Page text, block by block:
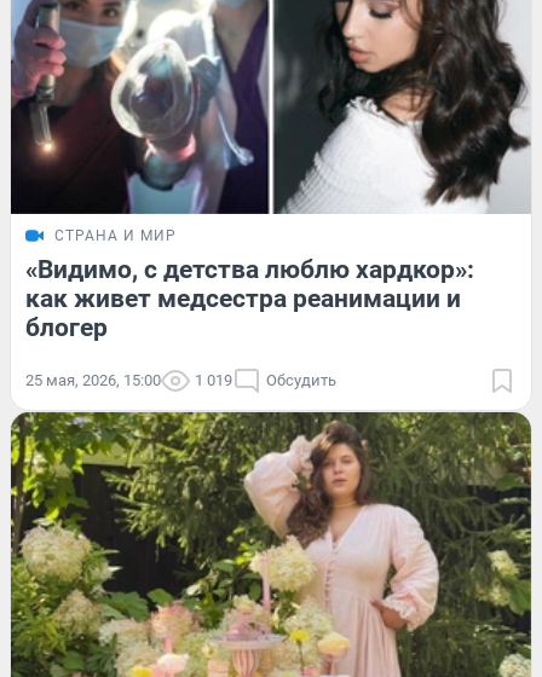
СТРАНА И МИР
«Видимо, с детства люблю хардкор»:
как живет медсестра реанимации и
блогер
25 мая, 2026, 15:00 1 019 Обсудить